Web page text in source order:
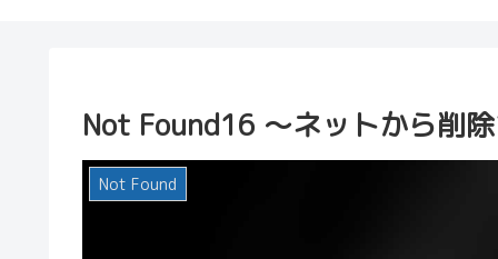
Not Found16 ～ネットから削
Not Found